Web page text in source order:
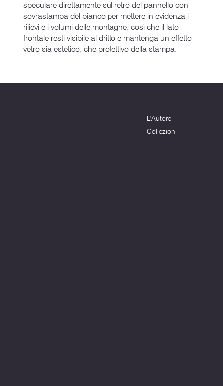
speculare direttamente sul retro del pannello con
sovrastampa del bianco per mettere in evidenza i
rilievi e i volumi delle montagne, così che il lato
frontale resti visibile al dritto e mantenga un effetto
vetro sia estetico, che protettivo della stampa.
L'Autore
Collezioni